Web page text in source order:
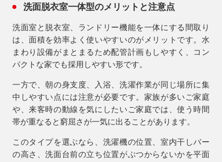
洗面脱衣室一体型のメリットと注意点
洗面室と脱衣室、ランドリー機能を一体にする間取り
は、面積を効率よく使いやすいのがメリットです。水
まわり設備がまとまるため配管計画もしやすく、コン
パクトな家でも採用しやすい形です。
一方で、朝の身支度、入浴、洗濯作業が同じ場所に集
中しやすい点には注意が必要です。家族が多いご家庭
や、来客時の動線を気にしたいご家庭では、使う時間
帯が重なると窮屈さが一気に出る ことがあります。
このタイプを選ぶなら、洗濯機の位置、室内干しバー
の高さ、洗面台前の立ち位置がぶつからないかを平面